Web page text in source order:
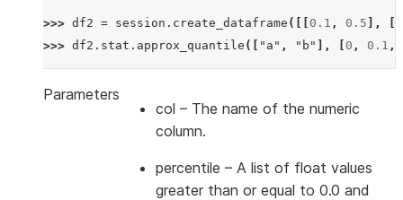
>>> df2 = session . create_dataframe ([[ 0.1 , 0.5 ],
>>> df2 . stat . approx_quantile ([ "a" , "b" ], 0 , 0.1 ,
Parameters
col – The name of the numeric
column.
percentile – A list of float values
greater than or equal to 0.0 and